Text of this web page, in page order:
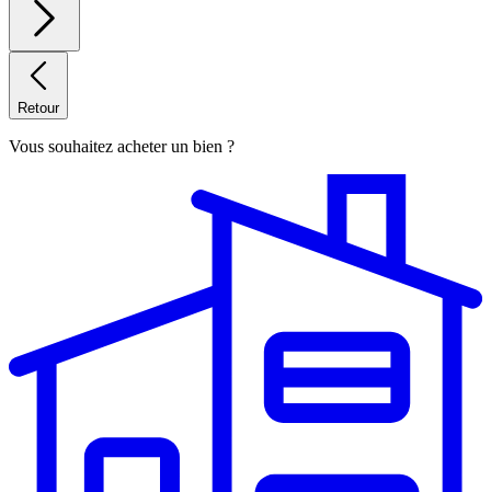
Retour
Vous souhaitez acheter un bien ?